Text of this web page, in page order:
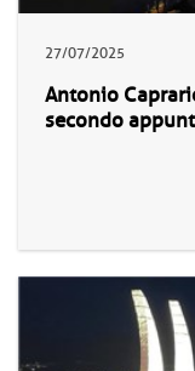
27/07/2025
Antonio
secondo